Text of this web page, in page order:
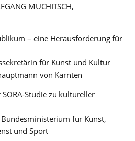
MUCHITSCH,
– eine Herausforderung für
für Kunst und Kultur
von Kärnten
Studie zu kultureller
Bundesministerium für Kunst,
und Sport